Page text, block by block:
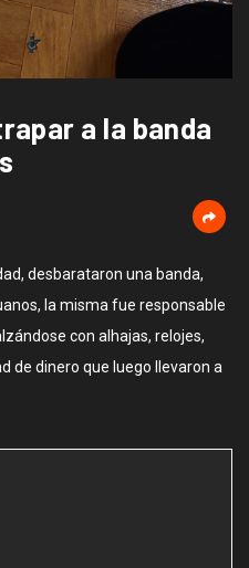
a la banda
desbarataron una banda,
la misma fue responsable
con alhajas, relojes,
de dinero que luego llevaron a